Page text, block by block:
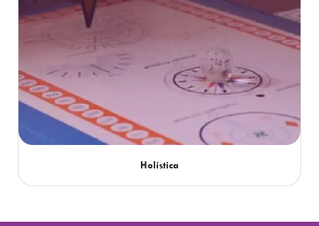
Holística